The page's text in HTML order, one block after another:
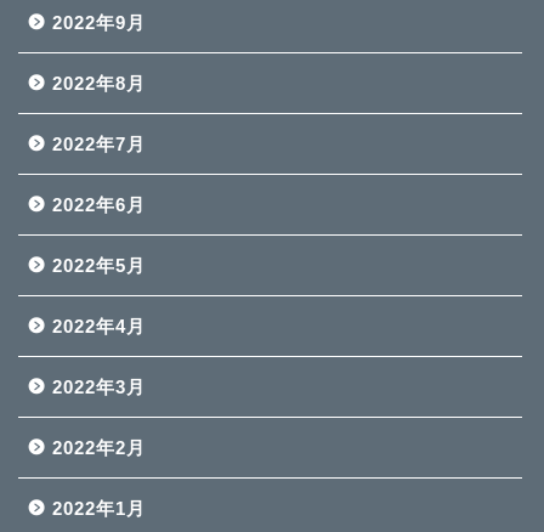
2022年9月
2022年8月
2022年7月
2022年6月
2022年5月
2022年4月
2022年3月
2022年2月
2022年1月